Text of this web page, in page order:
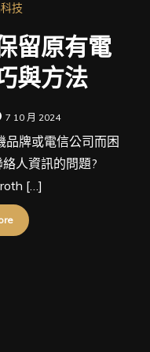
技
留原有電
與方法
7 10 月 2024
品牌或電信公司而困
人資訊的問題?
[…]